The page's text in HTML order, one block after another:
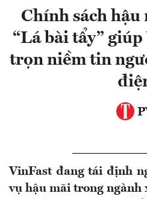
Chính sách
“Lá bài tẩy”
trọn niềm tin
VinFast đang tái định
vụ hậu mãi trong ngành